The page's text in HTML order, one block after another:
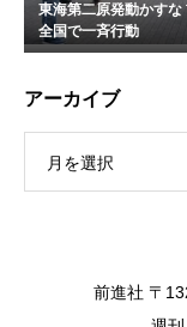
東海第二原発動かすな
全国で一斉行動
アーカイブ
月を選択
前進社 〒